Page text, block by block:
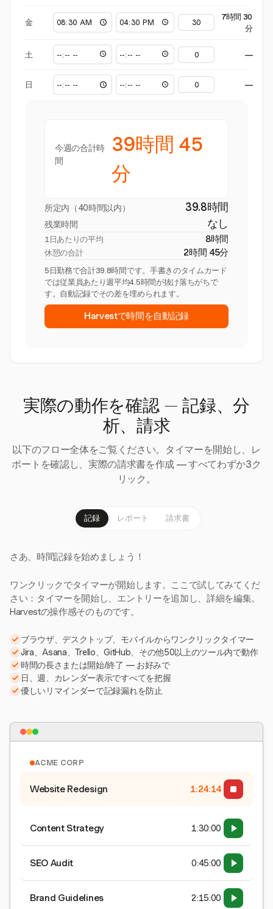
金
7時間 30
分
土 —
日 —
今週の合計時
間
39時間 45
分
所定内（40時間以内） 39.8時間
残業時間 なし
1日あたりの平均 8時間
休憩の合計 2時間 45分
5日勤務で合計39.8時間です。手書きのタイムカード
では従業員あたり週平均4.5時間が抜け落ちがちで
す。自動記録でその差を埋められます。
Harvestで時間を自動記録
実際の動作を確認 — 記録、分
析、請求
以下のフロー全体をご覧ください。タイマーを開始し、レ
ポートを確認し、実際の請求書を作成 — すべてわずか3ク
リック。
記録 レポート 請求書
さあ、時間記録を始めましょう！
ワンクリックでタイマーが開始します。ここで試してみてくだ
さい：タイマーを開始し、エントリーを追加し、詳細を編集。
Harvestの操作感そのものです。
ブラウザ、デスクトップ、モバイルからワンクリックタイマー
Jira、Asana、Trello、GitHub、その他50以上のツール内で動作
時間の長さまたは開始/終了 — お好みで
日、週、カレンダー表示ですべてを把握
優しいリマインダーで記録漏れを防止
ACME CORP
Website Redesign 1:24:15
Content Strategy 1:30:00
SEO Audit 0:45:00
Brand Guidelines 2:15:00